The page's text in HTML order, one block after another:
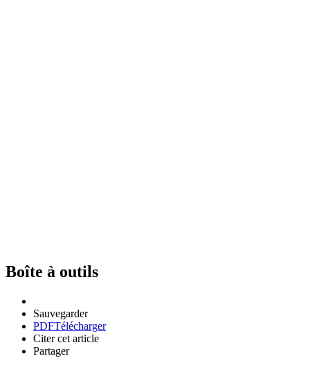
Boîte à outils
Sauvegarder
PDFTélécharger
Citer cet article
Partager